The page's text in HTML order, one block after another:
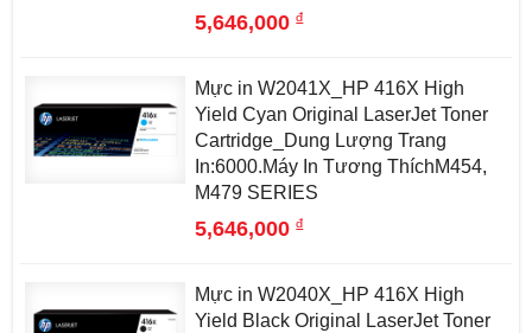
5,646,000đ
Mực in W2041X_HP 416X High
Yield Cyan Original LaserJet Toner
Cartridge_Dung Lượng Trang
In:6000.Máy In Tương ThíchM454,
M479 SERIES
5,646,000đ
Mực in W2040X_HP 416X High
Yield Black Original LaserJet Toner